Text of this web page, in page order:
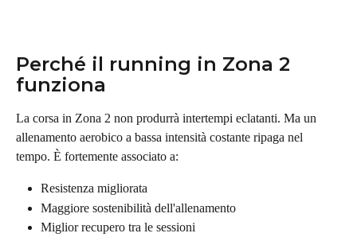
Perché il running in Zona 2
funziona
La corsa in Zona 2 non produrrà intertempi eclatanti. Ma un
allenamento aerobico a bassa intensità costante ripaga nel
tempo. È fortemente associato a:
Resistenza migliorata
Maggiore sostenibilità dell'allenamento
Miglior recupero tra le sessioni